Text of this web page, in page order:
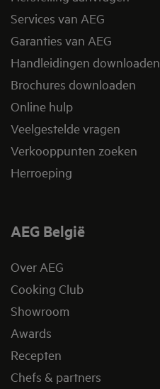
Services van AEG
Garanties van AEG
Handleidingen downloaden
Brochures downloaden
Online hulp
Veelgestelde vragen
Verkooppunten zoeken
Herroeping
AEG België
Over AEG
Cooking Club
Showroom
Awards
Recepten
Chefs & partners